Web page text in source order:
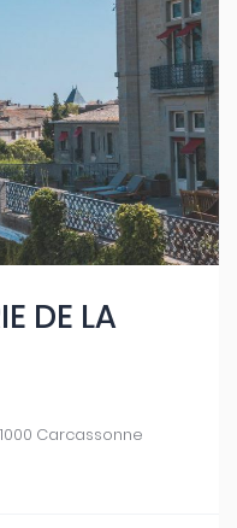
DE LA
11000 Carcassonne